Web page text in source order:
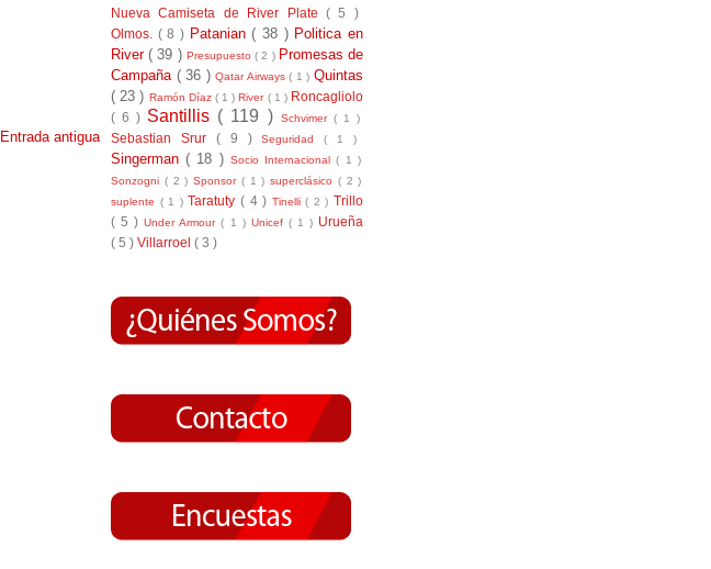
Entrada antigua
Nueva Camiseta de River Plate ( 5 )
Olmos. ( 8 ) Patanian( 38 ) Politica en
River( 39 ) Presupuesto( 2 ) Promesas de
Campaña ( 36 )Qatar Airways( 1 )Quintas
( 23 ) Ramón Díaz ( 1 )River ( 1 ) Roncagliolo
( 6 ) Santillis ( 119 ) Schvimer ( 1 )
Sebastian Srur ( 9 )Seguridad( 1 )
Singerman( 18 ) Socio Internacional( 1 )
Sonzogni ( 2 ) Sponsor ( 1 ) superclásico ( 2 )
suplente ( 1 ) Taratuty ( 4 ) Tinelli( 2 ) Trillo
( 5 )Under Armour( 1 ) Unicef ( 1 ) Urueña
( 5 ) Villarroel ( 3 )